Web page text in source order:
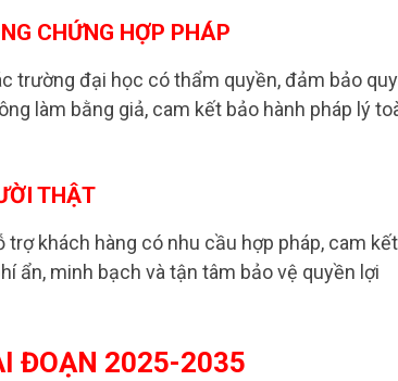
CHỨNG HỢP PHÁP
trường đại học có thẩm quyền, đảm bảo quy
làm bằng giả, cam kết bảo hành pháp lý
THẬT
khách hàng có nhu cầu hợp pháp, cam kết
ẩn, minh bạch và tận tâm bảo vệ quyền lợi
ĐOẠN 2025-2035